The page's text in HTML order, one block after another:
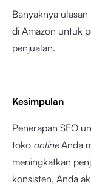
Banyaknya
di Amazon untuk
penjualan.
Kesimpulan
Penerapan SEO
toko onlineAnda
meningkatkan
konsisten, Anda